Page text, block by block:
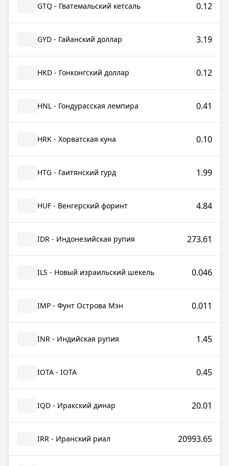
GTQ - Гватемальский кетсаль 0.12
GYD - Гайанский доллар 3.19
HKD - Гонконгский доллар 0.12
HNL - Гондурасская лемпира 0.41
HRK - Хорватская куна 0.10
HTG - Гаитянский гурд 1.99
HUF - Венгерский форинт 4.84
IDR - Индонезийская рупия 273.61
ILS - Новый израильский шекель 0.046
IMP - Фунт Острова Мэн 0.011
INR - Индийская рупия 1.45
IOTA - IOTA 0.45
IQD - Иракский динар 20.01
IRR - Иранский риал 20993.65